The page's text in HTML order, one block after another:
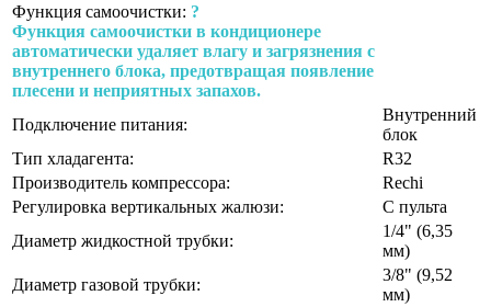
Функция самоочистки: ?
Функция самоочистки в кондиционере
автоматически удаляет влагу и загрязнения с
внутреннего блока, предотвращая появление
плесени и неприятных запахов.
Подключение питания:
Внутренний
блок
Тип хладагента:
R32
Производитель компрессора:
Rechi
Регулировка вертикальных жалюзи:
С пульта
Диаметр жидкостной трубки:
1/4" (6,35
мм)
Диаметр газовой трубки:
3/8" (9,52
мм)